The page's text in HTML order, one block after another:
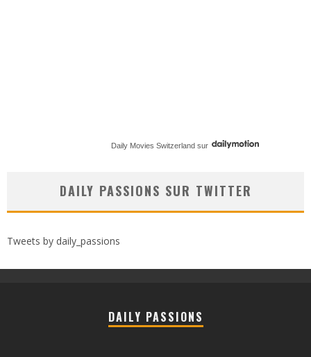
Daily Movies Switzerland sur
DAILY PASSIONS SUR TWITTER
Tweets by daily_passions
DAILY PASSIONS